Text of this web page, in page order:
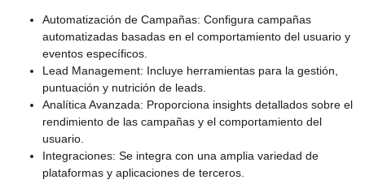
Automatización de Campañas: Configura campañas
automatizadas basadas en el comportamiento del usuario y
eventos específicos.
Lead Management: Incluye herramientas para la gestión,
puntuación y nutrición de leads.
Analítica Avanzada: Proporciona insights detallados sobre el
rendimiento de las campañas y el comportamiento del
usuario.
Integraciones: Se integra con una amplia variedad de
plataformas y aplicaciones de terceros.